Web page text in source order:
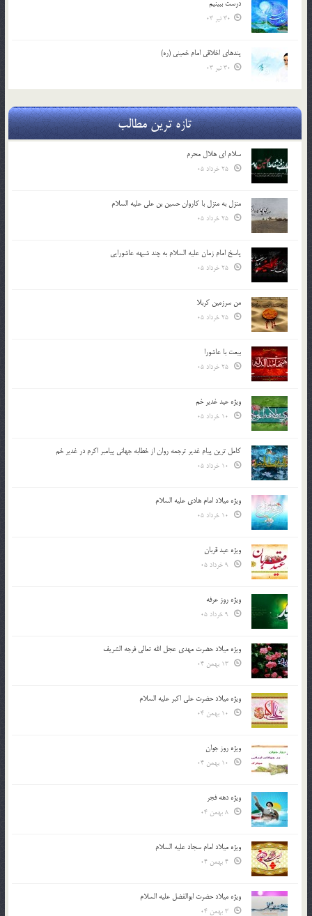
درست ببينيم
30 تیر 03
پندهاي اخلاقي امام خميني (ره)
30 تیر 03
تازه ترین مطالب
سلام ای هلال محرم
منزل به منزل با کاروان حسین بن علی علیه السلام
پاسخ امام زمان علیه السلام به چند شبهه عاشورایی
من سرزمین کربلا
بیعت با عاشورا
ویژه عید غدیر خم
کامل ترین پیام غدیر ترجمه روان از خطابه جهانی پیامبر اکرم در غدیر خم
ویژه میلاد امام هادی علیه السلام
ویژه عید قربان
ویژه روز عرفه
ویژه میلاد حضرت مهدی عجل الله تعالی فرجه الشريف
ویژه میلاد حضرت علی اکبر علیه السلام
ویژه روز جوان
ویژه دهه فجر
ویژه میلاد امام سجاد علیه السلام
ویژه میلاد حضرت ابوالفضل علیه السلام